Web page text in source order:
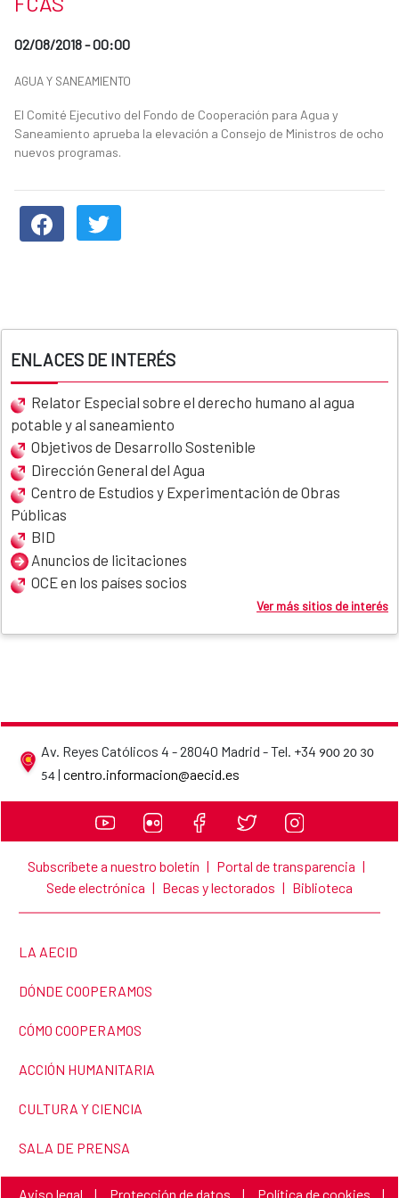
Date of publication of the news item
02/08/2018 - 00:00
News categories
AGUA Y SANEAMIENTO
Summary of the news
El Comité Ejecutivo del Fondo de Cooperación para Agua y
Saneamiento aprueba la elevación a Consejo de Ministros de ocho
nuevos programas.
News content
ENLACES DE INTERÉS
Relator Especial sobre el derecho humano al agua
potable y al saneamiento
Objetivos de Desarrollo Sostenible
Dirección General del Agua
Centro de Estudios y Experimentación de Obras
Públicas
BID
Anuncios de licitaciones
OCE en los países socios
Ver más sitios de interés
Av. Reyes Católicos 4 - 28040 Madrid - Tel. +34 900 20 30
54 | centro.informacion@aecid.esAECID contact details
Subscríbete a nuestro boletín | Portal de transparencia |
Sede electrónica | Becas y lectorados | Biblioteca
LINK TO THE WEBSITE:
LA AECID
LINK TO THE WEBSITE:
DÓNDE COOPERAMOS
LINK TO THE WEBSITE:
CÓMO COOPERAMOS
LINK TO THE WEBSITE:
ACCIÓN HUMANITARIA
LINK TO THE WEBSITE:
CULTURA Y CIENCIA
LINK TO THE WEBSITE:
SALA DE PRENSA
Link to the website:
Aviso legal | Link to the website:
Protección de datos | Link to the website:
Política de cookies |